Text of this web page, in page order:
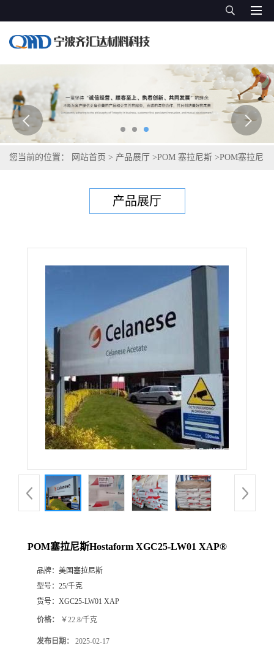
您当前的位置： 网站首页 > 产品展厅 >POM 塞拉尼斯 >POM塞拉尼
产品展厅
POM塞拉尼斯Hostaform XGC25-LW01 XAP®
品牌： 美国塞拉尼斯
型号： 25/千克
货号： XGC25-LW01 XAP
价格： ￥22.8/千克
发布日期： 2025-02-17